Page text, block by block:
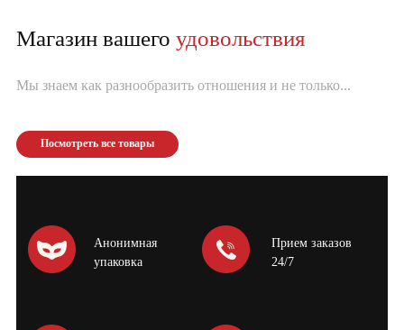
Магазин вашего удовольствия
Мы знаем как разнообразить отношения и не только...
Посмотреть все товары
Анонимная
упаковка
Прием заказов
24/7